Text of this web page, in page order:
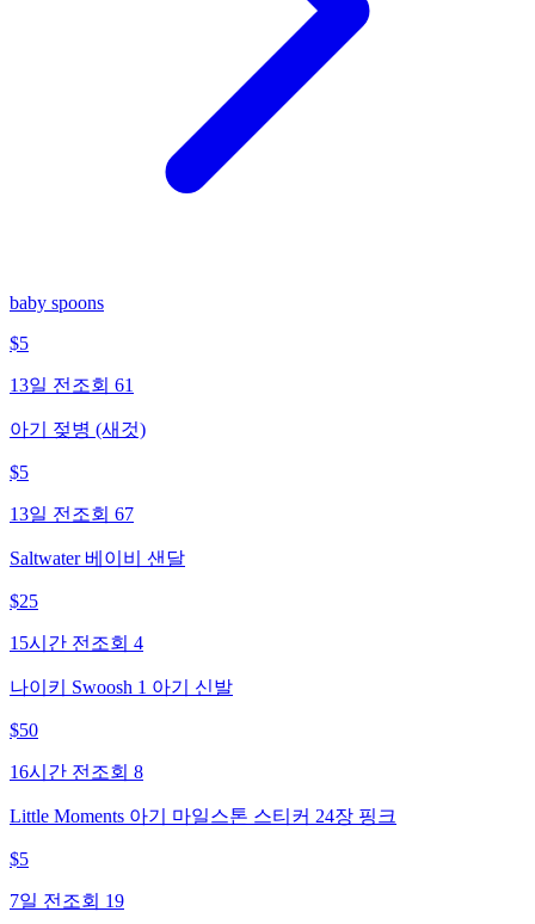
baby spoons
$5
13일 전 조회 61
아기 젖병 (새것)
$5
13일 전 조회 67
Saltwater 베이비 샌달
$25
15시간 전 조회 4
나이키 Swoosh 1 아기 신발
$50
16시간 전 조회 8
Little Moments 아기 마일스톤 스티커 24장 핑크
$5
7일 전 조회 19